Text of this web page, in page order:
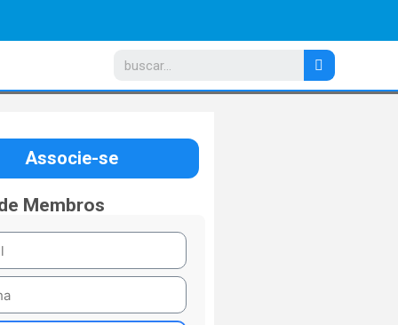
Associe-se
Membros